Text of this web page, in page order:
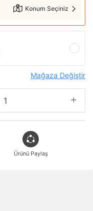
Konum Seçiniz
Mağaza Değiştir
Ürünü Paylaş